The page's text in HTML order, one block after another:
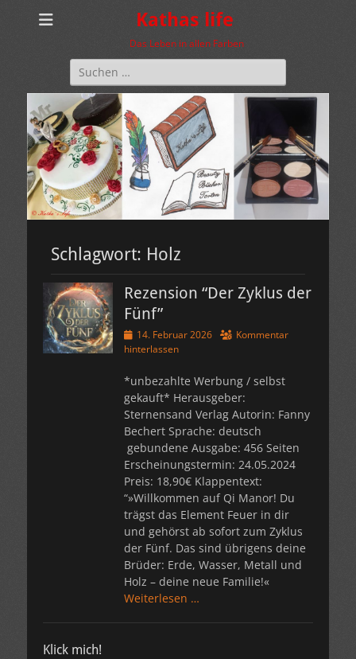
Kathas life
Das Leben in allen Farben
Suchen
nach:
Schlagwort: Holz
Rezension “Der Zyklus der
Fünf”
Veröffentlicht
am
14. Februar 2026
Kommentar
hinterlassen
*unbezahlte Werbung / selbst
gekauft* Herausgeber:
Sternensand Verlag Autorin: Fanny
Bechert Sprache: deutsch
gebundene Ausgabe: 456 Seiten
Erscheinungstermin: 24.05.2024
Preis: 18,90€ Klappentext:
“»Willkommen auf Qi Manor! Du
trägst das Element Feuer in dir
und gehörst ab sofort zum Zyklus
der Fünf. Das sind übrigens deine
Brüder: Erde, Wasser, Metall und
Holz – deine neue Familie!«
Weiterlesen …
Klick mich!